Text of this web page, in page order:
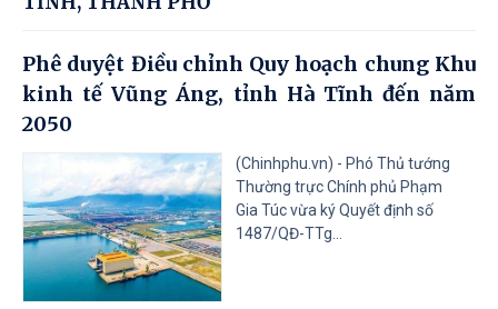
Phê duyệt Điều chỉnh Quy hoạch chung Khu
kinh tế Vũng Áng, tỉnh Hà Tĩnh đến năm
2050
(Chinhphu.vn) - Phó Thủ tướng
Thường trực Chính phủ Phạm
Gia Túc vừa ký Quyết định số
1487/QĐ-TTg...